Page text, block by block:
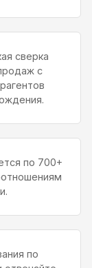
сверка
с
по 700+
по